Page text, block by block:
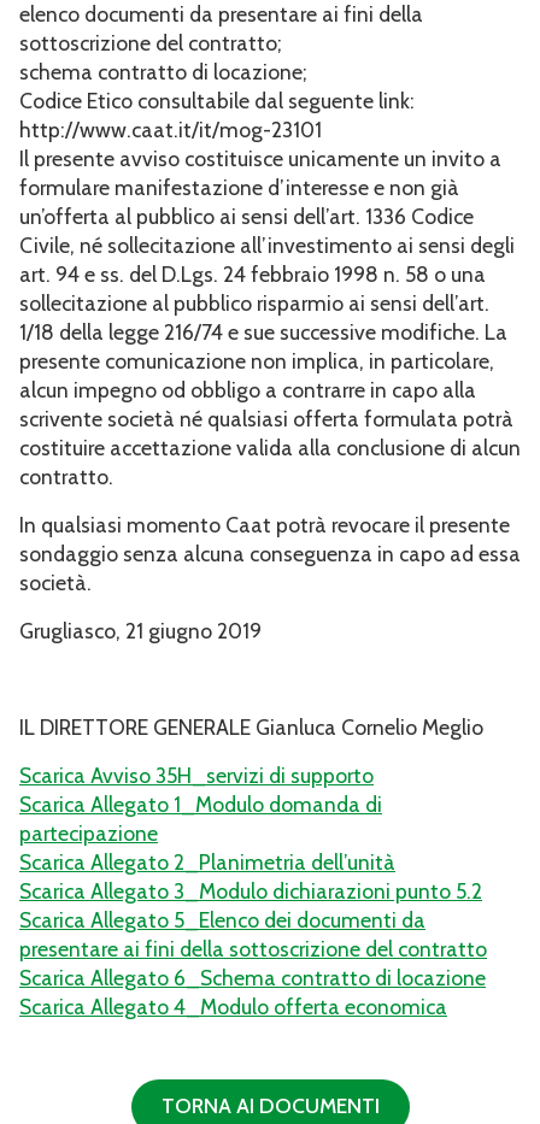
elenco documenti da presentare ai fini della
sottoscrizione del contratto;
schema contratto di locazione;
Codice Etico consultabile dal seguente link:
http://www.caat.it/it/mog-23101
Il presente avviso costituisce unicamente un invito a
formulare manifestazione d’interesse e non già
un’offerta al pubblico ai sensi dell’art. 1336 Codice
Civile, né sollecitazione all’investimento ai sensi degli
art. 94 e ss. del D.Lgs. 24 febbraio 1998 n. 58 o una
sollecitazione al pubblico risparmio ai sensi dell’art.
1/18 della legge 216/74 e sue successive modifiche. La
presente comunicazione non implica, in particolare,
alcun impegno od obbligo a contrarre in capo alla
scrivente società né qualsiasi offerta formulata potrà
costituire accettazione valida alla conclusione di alcun
contratto.
In qualsiasi momento Caat potrà revocare il presente
sondaggio senza alcuna conseguenza in capo ad essa
società.
Grugliasco, 21 giugno 2019
IL DIRETTORE GENERALE Gianluca Cornelio Meglio
Scarica Avviso 35H_servizi di supporto
Scarica Allegato 1_Modulo domanda di
partecipazione
Scarica Allegato 2_Planimetria dell’unità
Scarica Allegato 3_Modulo dichiarazioni punto 5.2
Scarica Allegato 5_Elenco dei documenti da
presentare ai fini della sottoscrizione del contratto
Scarica Allegato 6_Schema contratto di locazione
Scarica Allegato 4_Modulo offerta economica
TORNA AI DOCUMENTI